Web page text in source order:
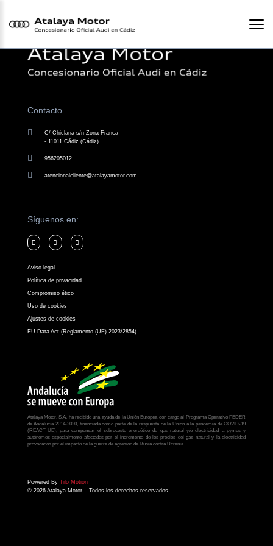
Contacto
C/ Chiclana s/n Zona Franca
- 11011 Cádiz (Cádiz)
956205012
atencionalcliente@atalayamotor.com
Síguenos en:
Aviso legal
Política de privacidad
Compromiso ético
Uso de cookies
Ajustes de cookies
EU Data Act (Reglamento (UE) 2023/2854)
Atalaya Motor, S.A. ha recibido una ayuda de la Unión Europea con cargo al Programa Operativo FEDER
de Andalucía 2014-2020, financiada como parte de la respuesta de la Unión a la pandemia de COVID-19
(REACT-UE), para compensar el sobrecoste energético de gas natural y/o electricidad a pymes y
autónomos especialmente afectados por el incremento de los precios del gas natural y la electricidad
provocados por el impacto de la guerra de agresión de Rusia contra Ucrania.
Powered By Tilo Motion
© 2026 Atalaya Motor – Todos los derechos reservados